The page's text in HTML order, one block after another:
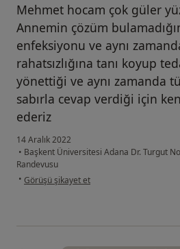
Mehmet hocam çok güler
Annemin çözüm
enfeksiyonu ve aynı
rahatsızlığına tanı koyup
yönettiği ve aynı zamanda
sabırla cevap verdiği için
ederiz
14 Aralık 2022
• Başkent Üniversitesi Adana Dr. Turgut
Randevusu
• kullanıcının görüşüne göre a....a
Görüşü şikayet et